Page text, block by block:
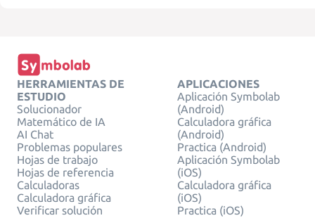
HERRAMIENTAS DE
ESTUDIO
Solucionador
Matemático de IA
AI Chat
Problemas populares
Hojas de trabajo
Hojas de referencia
Calculadoras
Calculadora gráfica
Verificar solución
APLICACIONES
Aplicación Symbolab
(Android)
Calculadora gráfica
(Android)
Practica (Android)
Aplicación Symbolab
(iOS)
Calculadora gráfica
(iOS)
Practica (iOS)